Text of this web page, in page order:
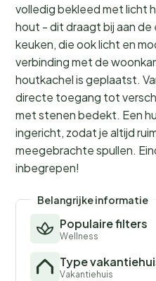
volledig bekleed met licht
hout - dit draagt bij aan
keuken, die ook licht en
verbinding met de
houtkachel is geplaatst.
directe toegang tot
met stenen bedekt. Een
ingericht, zodat je altijd
meegebrachte spullen.
inbegrepen!
Belangrijke informatie
Populaire filters
Wellness
Type
Vakantiehuis